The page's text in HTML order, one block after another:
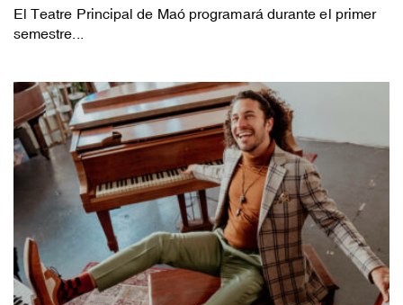
El Teatre Principal de Maó programará durante el primer
semestre...